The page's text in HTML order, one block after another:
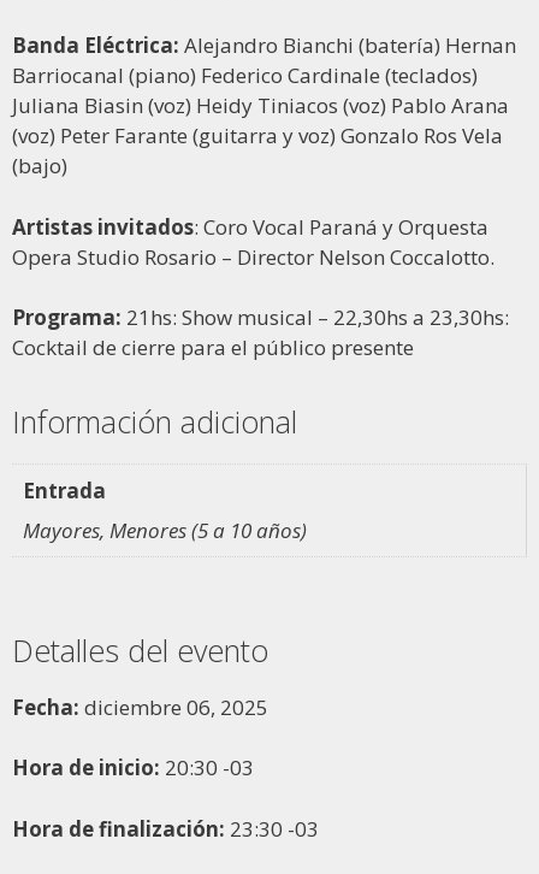
Banda Eléctrica: Alejandro Bianchi (batería) Hernan
Barriocanal (piano) Federico Cardinale (teclados)
Juliana Biasin (voz) Heidy Tiniacos (voz) Pablo Arana
(voz) Peter Farante (guitarra y voz) Gonzalo Ros Vela
(bajo)
Artistas invitados: Coro Vocal Paraná y Orquesta
Opera Studio Rosario – Director Nelson Coccalotto.
Programa: 21hs: Show musical – 22,30hs a 23,30hs:
Cocktail de cierre para el público presente
Información adicional
Entrada
Mayores, Menores (5 a 10 años)
Detalles del evento
Fecha: diciembre 06, 2025
Hora de inicio: 20:30 -03
Hora de finalización: 23:30 -03